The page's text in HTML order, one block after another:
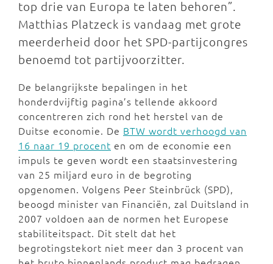
top drie van Europa te laten behoren”.
Matthias Platzeck is vandaag met grote
meerderheid door het SPD-partijcongres
benoemd tot partijvoorzitter.
De belangrijkste bepalingen in het
honderdvijftig pagina’s tellende akkoord
concentreren zich rond het herstel van de
Duitse economie. De BTW wordt verhoogd van
16 naar 19 procent en om de economie een
impuls te geven wordt een staatsinvestering
van 25 miljard euro in de begroting
opgenomen. Volgens Peer Steinbrück (SPD),
beoogd minister van Financiën, zal Duitsland in
2007 voldoen aan de normen het Europese
stabiliteitspact. Dit stelt dat het
begrotingstekort niet meer dan 3 procent van